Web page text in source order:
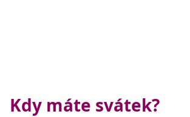
Kdy máte svátek?